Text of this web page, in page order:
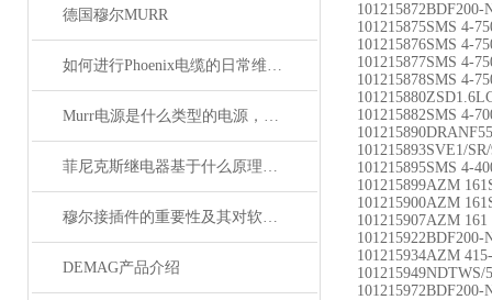
德国穆尔MURR
如何进行Phoenix电缆的日常维护和保养？
Murr电源是什么类型的电源，主要用于哪些领域？
菲尼克斯继电器基于什么原理工作？
穆尔接插件的重要性及其对软件开发的影响
DEMAG产品介绍
101215875SMS 4-
101215876SMS 4-
101215877SMS 4-
101215878SMS 4-
101215882SMS 4-
101215893SVE1/
101215895SMS 4-
101215899AZM
101215900AZM
101215907AZM
101215934AZM
101215949NDTWS/
101215972BDF200-